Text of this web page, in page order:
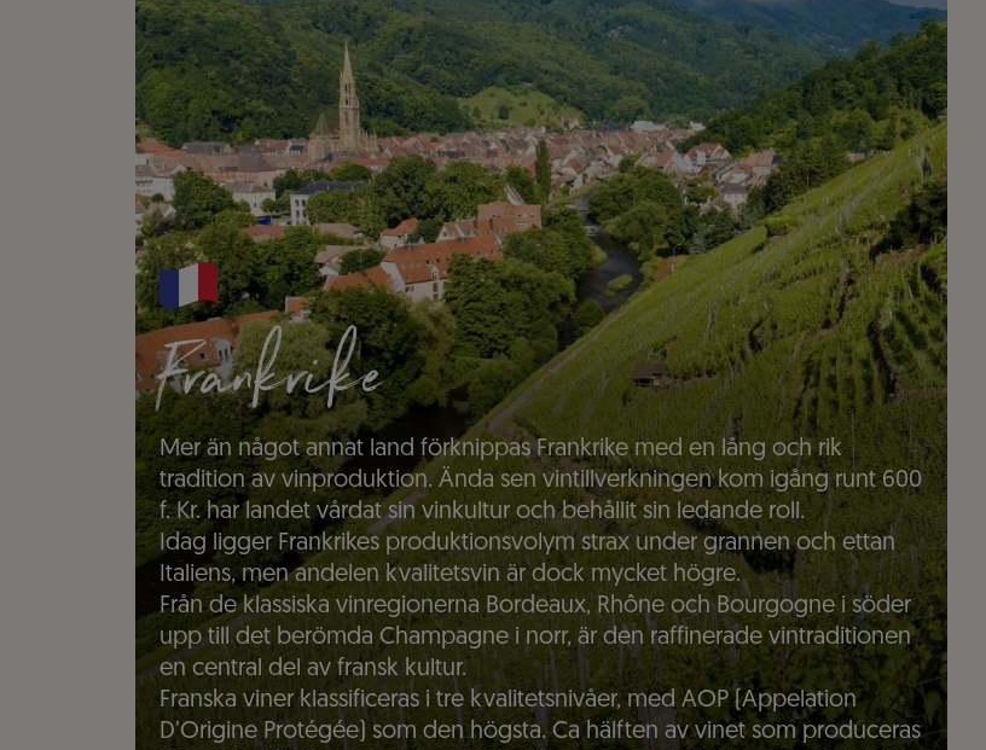
Frankrike
Mer än något annat land förknippas Frankrike med en lång och rik
tradition av vinproduktion. Ända sen vintillverkningen kom igång runt 600
f. Kr. har landet vårdat sin vinkultur och behållit sin ledande roll.
Idag ligger Frankrikes produktionsvolym strax under grannen och ettan
Italiens, men andelen kvalitetsvin är dock mycket högre.
Från de klassiska vinregionerna Bordeaux, Rhône och Bourgogne i söder
upp till det berömda Champagne i norr, är den raffinerade vintraditionen
en central del av fransk kultur.
Franska viner klassificeras i tre kvalitetsnivåer, med AOP (Appelation
D’Origine Protégée) som den högsta. Ca hälften av vinet som produceras